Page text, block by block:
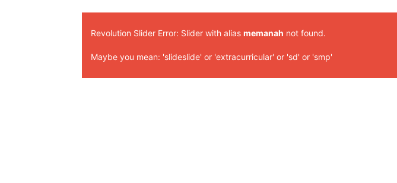
Revolution Slider Error: Slider with alias memanah not found.
Maybe you mean: 'slideslide' or 'extracurricular' or 'sd' or 'smp'